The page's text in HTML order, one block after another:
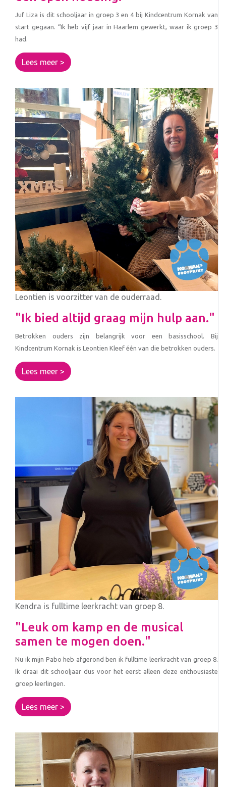
Juf Liza is dit schooljaar in groep 3 en 4 bij Kindcentrum Kornak van
start gegaan. “Ik heb vijf jaar in Haarlem gewerkt, waar ik groep 3
had.
Lees meer >
Leontien is voorzitter van de ouderraad.
"Ik bied altijd graag mijn hulp aan."
Betrokken ouders zijn belangrijk voor een basisschool. Bij
Kindcentrum Kornak is Leontien Kleef één van die betrokken ouders.
Lees meer >
Kendra is fulltime leerkracht van groep 8.
"Leuk om kamp en de musical
samen te mogen doen."
Nu ik mijn Pabo heb afgerond ben ik fulltime leerkracht van groep 8.
Ik draai dit schooljaar dus voor het eerst alleen deze enthousiaste
groep leerlingen.
Lees meer >